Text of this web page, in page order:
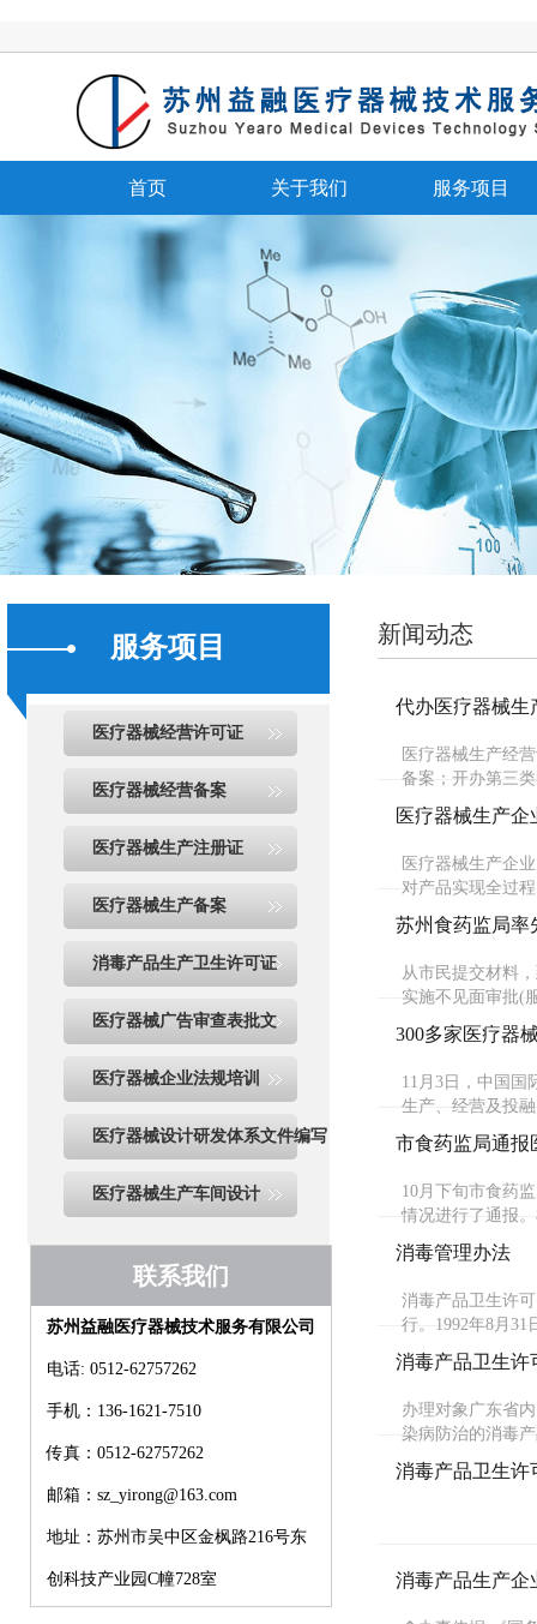
首页 关于我们 服务项目
服务项目
医疗器械经营许可证
医疗器械经营备案
医疗器械生产注册证
医疗器械生产备案
消毒产品生产卫生许可证
医疗器械广告审查表批文
医疗器械企业法规培训
医疗器械设计研发体系文件编写
医疗器械生产车间设计
联系我们
苏州益融医疗器械技术服务有限公司
电话: 0512-62757262
手机：136-1621-7510
传真：0512-62757262
邮箱：sz_yirong@163.com
地址：苏州市吴中区金枫路216号东
创科技产业园C幢728室
新闻动态
代办医疗器械生
医疗器械生产经
备案；开办第三
医疗器械生产
医疗器械生产企
对产品实现全过
苏州食药监局率
从市民提交材料
实施不见面审批(
300多家医疗器
11月3日，中国国
生产、经营及投
市食药监局通报
10月下旬市食药
情况进行了通报
消毒管理办法
消毒产品卫生许
行。1992年8月
消毒产品卫生许
办理对象广东省
染病防治的消毒
消毒产品卫生许
消毒产品生产企